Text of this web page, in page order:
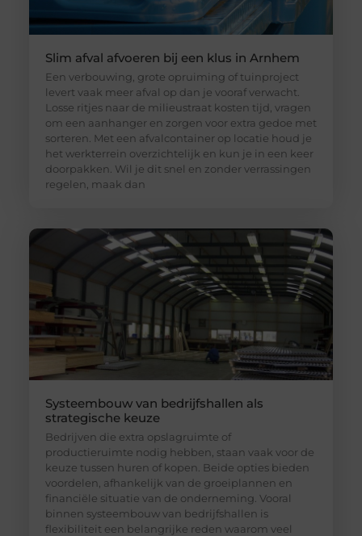
Slim afval afvoeren bij een klus in Arnhem
Een verbouwing, grote opruiming of tuinproject
levert vaak meer afval op dan je vooraf verwacht.
Losse ritjes naar de milieustraat kosten tijd, vragen
om een aanhanger en zorgen voor extra gedoe met
sorteren. Met een afvalcontainer op locatie houd je
het werkterrein overzichtelijk en kun je in een keer
doorpakken. Wil je dit snel en zonder verrassingen
regelen, maak dan
Systeembouw van bedrijfshallen als
strategische keuze
Bedrijven die extra opslagruimte of
productieruimte nodig hebben, staan vaak voor de
keuze tussen huren of kopen. Beide opties bieden
voordelen, afhankelijk van de groeiplannen en
financiële situatie van de onderneming. Vooral
binnen systeembouw van bedrijfshallen is
flexibiliteit een belangrijke reden waarom veel